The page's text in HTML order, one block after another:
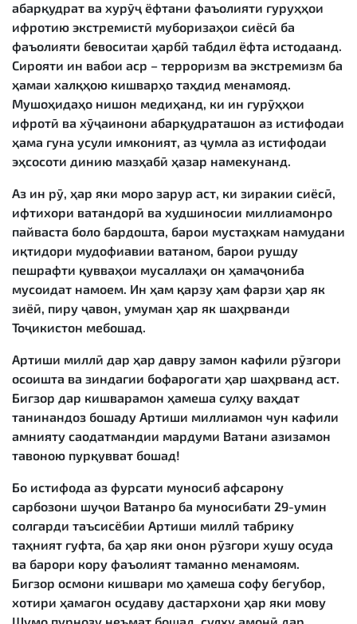
абарқудрат ва хурӯҷ ёфтани фаъолияти гуруҳҳои
ифротию экстремистӣ муборизаҳои сиёсӣ ба
фаъолияти бевоситаи ҳарбӣ табдил ёфта истодаанд.
Сирояти ин вабои аср – терроризм ва экстремизм ба
ҳамаи халқҳою кишварҳо таҳдид менамояд.
Мушоҳидаҳо нишон медиҳанд, ки ин гурӯҳҳои
ифротӣ ва хӯҷаинони абарқудраташон аз истифодаи
ҳама гуна усули имконият, аз ҷумла аз истифодаи
эҳсосоти динию мазҳабӣ ҳазар намекунанд.
Аз ин рӯ, ҳар яки моро зарур аст, ки зиракии сиёсӣ,
ифтихори ватандорӣ ва худшиносии миллиамонро
пайваста боло бардошта, барои мустаҳкам намудани
иқтидори мудофиавии ватаном, барои рушду
пешрафти қувваҳои мусаллаҳи он ҳамаҷониба
мусоидат намоем. Ин ҳам қарзу ҳам фарзи ҳар як
зиёӣ, пиру ҷавон, умуман ҳар як шаҳрванди
Тоҷикистон мебошад.
Артиши миллӣ дар ҳар давру замон кафили рӯзгори
осоишта ва зиндагии бофароғати ҳар шаҳрванд аст.
Бигзор дар кишварамон ҳамеша сулҳу ваҳдат
танинандоз бошаду Артиши миллиамон чун кафили
амнияту саодатмандии мардуми Ватани азизамон
тавоною пурқувват бошад!
Бо истифода аз фурсати муносиб афсарону
сарбозони шуҷои Ватанро ба муносибати 29-умин
солгарди таъсисёбии Артиши миллӣ табрику
таҳният гуфта, ба ҳар яки онон рӯзгори хушу осуда
ва барори кору фаъолият таманно менамоям.
Бигзор осмони кишвари мо ҳамеша софу беғубор,
хотири ҳамагон осудаву дастархони ҳар яки мову